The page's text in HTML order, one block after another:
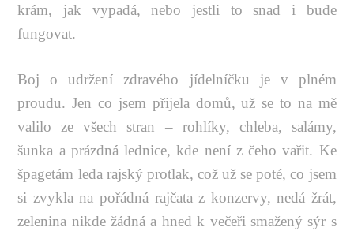
krám, jak vypadá, nebo jestli to snad i bude
fungovat.
Boj o udržení zdravého jídelníčku je v plném
proudu. Jen co jsem přijela domů, už se to na mě
valilo ze všech stran – rohlíky, chleba, salámy,
šunka a prázdná lednice, kde není z čeho vařit. Ke
špagetám leda rajský protlak, což už se poté, co jsem
si zvykla na pořádná rajčata z konzervy, nedá žrát,
zelenina nikde žádná a hned k večeři smažený sýr s